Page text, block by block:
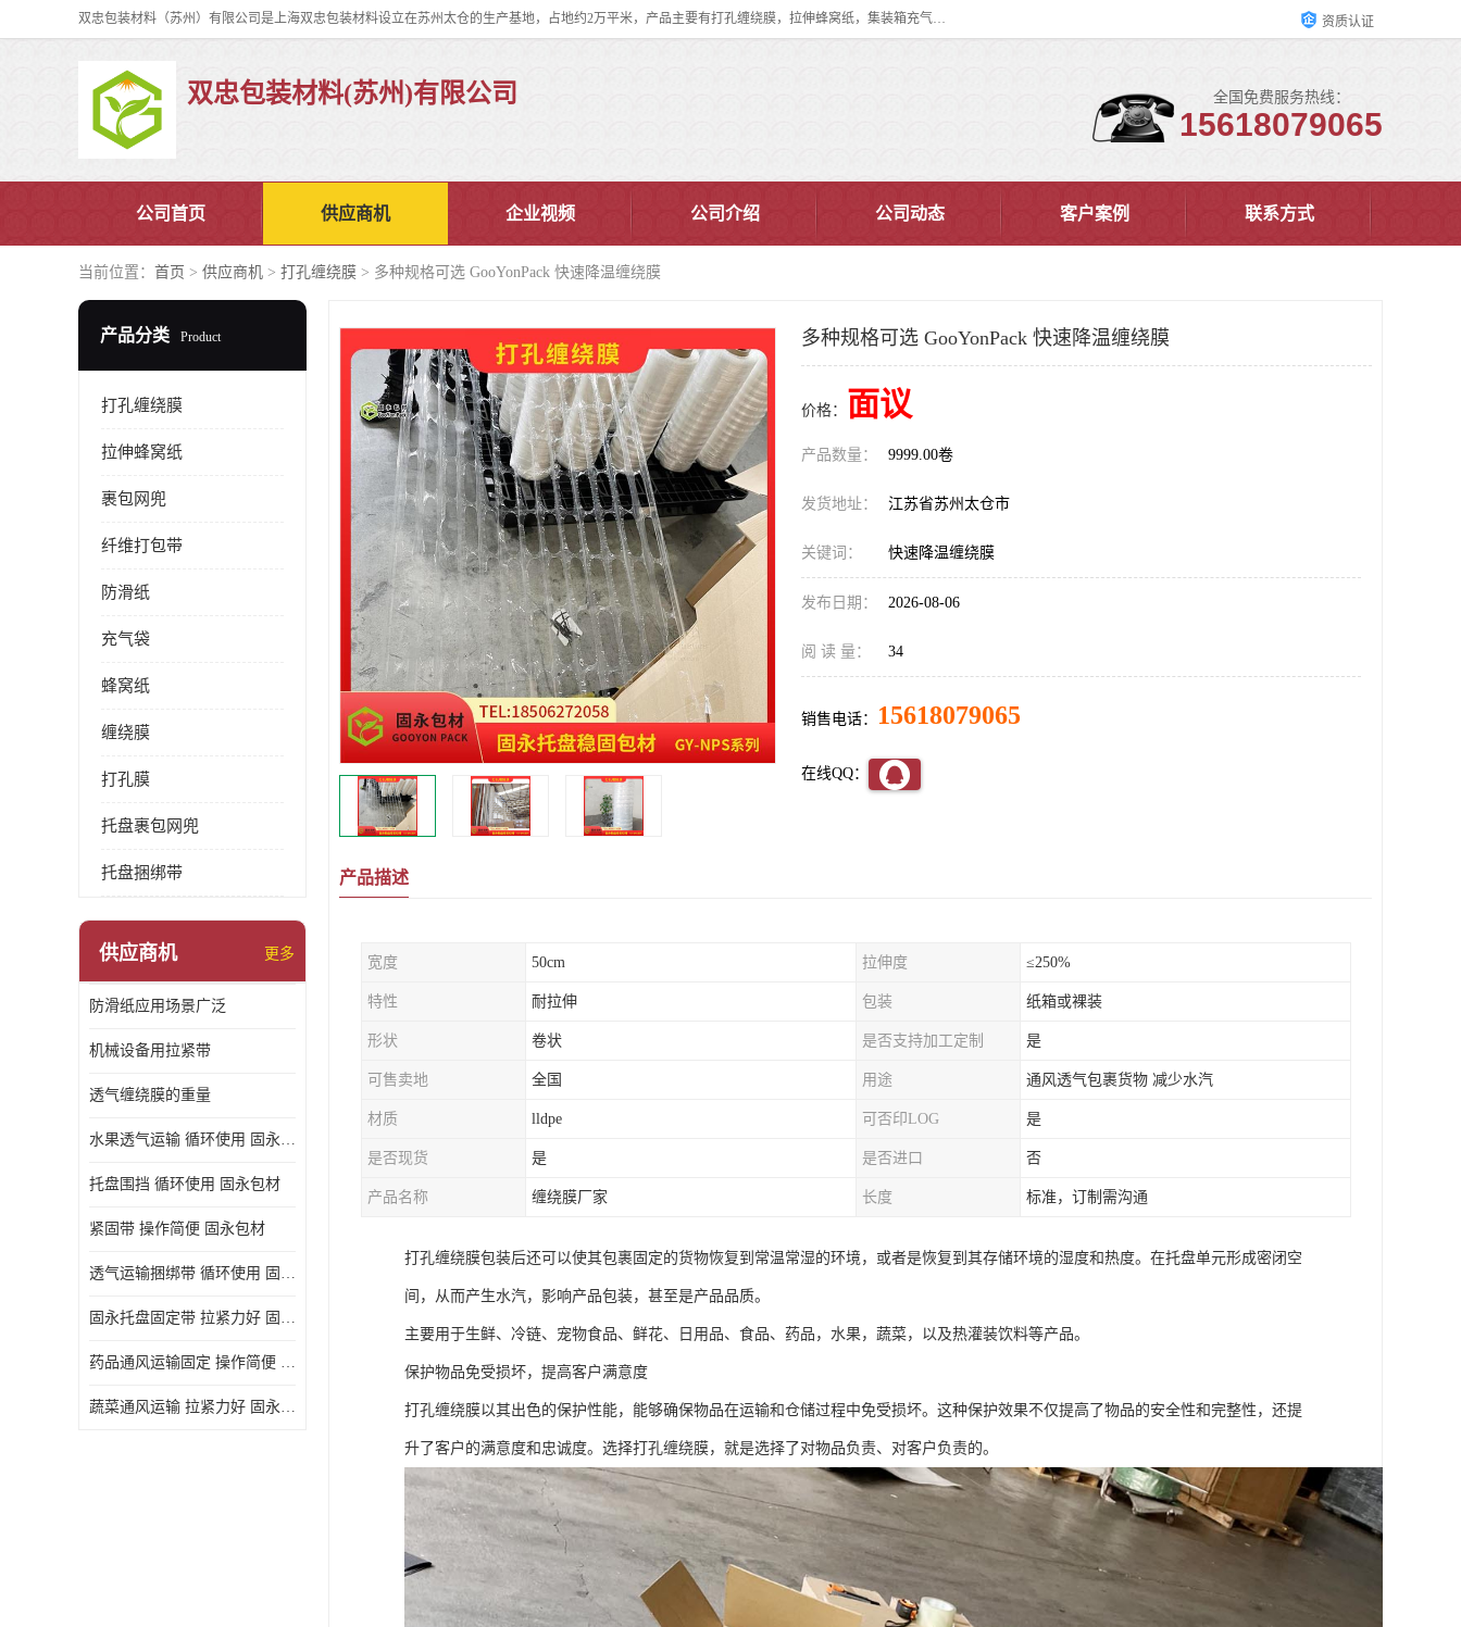
双忠包装材料（苏州）有限公司是上海双忠包装材料设立在苏州太仓的生产基地，占地约2万平米，产品主要有打孔缠绕膜，拉伸蜂窝纸，集装箱充气袋，滑托板，打包带，裹包网兜，防滑纸等箱体和托盘的运输和保护性包材。固永包材®，GooYon Pack®，是我们保护性包装材料的专属品牌。 资质认证
双忠包装材料(苏州)有限公司 全国免费服务热线：
15618079065
公司首页 供应商机 企业视频 公司介绍 公司动态 客户案例 联系方式
当前位置： 首页 > 供应商机 > 打孔缠绕膜 > 多种规格可选 GooYonPack 快速降温缠绕膜
产品分类 Product
打孔缠绕膜
拉伸蜂窝纸
裹包网兜
纤维打包带
防滑纸
充气袋
蜂窝纸
缠绕膜
打孔膜
托盘裹包网兜
托盘捆绑带
供应商机 更多
防滑纸应用场景广泛
机械设备用拉紧带
透气缠绕膜的重量
水果透气运输 循环使用 固永包材
托盘围挡 循环使用 固永包材
紧固带 操作简便 固永包材
透气运输捆绑带 循环使用 固永包材
固永托盘固定带 拉紧力好 固永包材
药品通风运输固定 操作简便 固永包材
蔬菜通风运输 拉紧力好 固永包材
多种规格可选 GooYonPack 快速降温缠绕膜
价格： 面议
产品数量： 9999.00卷
发货地址： 江苏省苏州太仓市
关键词： 快速降温缠绕膜
发布日期： 2026-08-06
阅 读 量： 34
销售电话： 15618079065
在线QQ：
产品描述
宽度 50cm 拉伸度 ≤250%
特性 耐拉伸 包装 纸箱或裸装
形状 卷状 是否支持加工定制 是
可售卖地 全国 用途 通风透气包裹货物 减少水汽
材质 lldpe 可否印LOG 是
是否现货 是 是否进口 否
产品名称 缠绕膜厂家 长度 标准，订制需沟通
打孔缠绕膜包装后还可以使其包裹固定的货物恢复到常温常湿的环境，或者是恢复到其存储环境的湿度和热度。在托盘单元形成密闭空
间，从而产生水汽，影响产品包装，甚至是产品品质。
主要用于生鲜、冷链、宠物食品、鲜花、日用品、食品、药品，水果，蔬菜，以及热灌装饮料等产品。
保护物品免受损坏，提高客户满意度
打孔缠绕膜以其出色的保护性能，能够确保物品在运输和仓储过程中免受损坏。这种保护效果不仅提高了物品的安全性和完整性，还提
升了客户的满意度和忠诚度。选择打孔缠绕膜，就是选择了对物品负责、对客户负责的。